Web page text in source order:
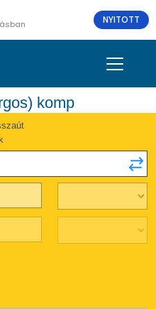
NYITOTT
komp